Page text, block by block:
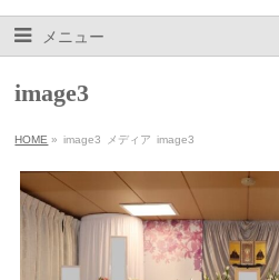
メニュー
image3
HOME » image3 メディア image3